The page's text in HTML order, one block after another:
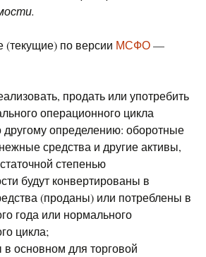
по версии МСФО—
продать или употребить
операционного цикла
другому определению: оборотные
средства и другие активы,
степенью
будут конвертированы в
(проданы) или потреблены в
года или нормального
цикла;
основном для торговой